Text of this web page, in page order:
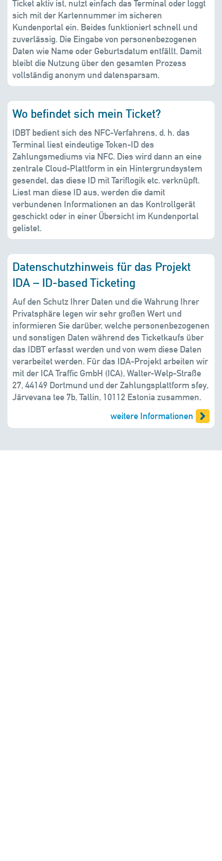
Ticket aktiv ist, nutzt einfach das Terminal oder loggt
sich mit der Kartennummer im sicheren
Kundenportal ein. Beides funktioniert schnell und
zuverlässig. Die Eingabe von personenbezogenen
Daten wie Name oder Geburtsdatum entfällt. Damit
bleibt die Nutzung über den gesamten Prozess
vollständig anonym und datensparsam.
Wo befindet sich mein Ticket?
IDBT bedient sich des NFC-Verfahrens, d. h. das
Terminal liest eindeutige Token-ID des
Zahlungsmediums via NFC. Dies wird dann an eine
zentrale Cloud-Plattform in ein Hintergrundsystem
gesendet, das diese ID mit Tariflogik etc. verknüpft.
Liest man diese ID aus, werden die damit
verbundenen Informationen an das Kontrollgerät
geschickt oder in einer Übersicht im Kundenportal
gelistet.
Datenschutzhinweis für das Projekt
IDA – ID-based Ticketing
Auf den Schutz Ihrer Daten und die Wahrung Ihrer
Privatsphäre legen wir sehr großen Wert und
informieren Sie darüber, welche personenbezogenen
und sonstigen Daten während des Ticketkaufs über
das IDBT erfasst werden und von wem diese Daten
verarbeitet werden. Für das IDA-Projekt arbeiten wir
mit der ICA Traffic GmbH (ICA), Walter-Welp-Straße
27, 44149 Dortmund und der Zahlungsplattform sfey,
Järvevana tee 7b, Tallin, 10112 Estonia zusammen.
weitere Informationen